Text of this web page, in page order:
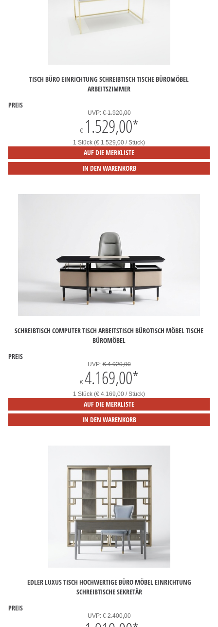
TISCH BÜRO EINRICHTUNG SCHREIBTISCH TISCHE BÜROMÖBEL
ARBEITSZIMMER
PREIS
UVP:€ 1.920,00
€ 1.529,00*
1 Stück (€ 1.529,00 / Stück)
AUF DIE MERKLISTE
IN DEN WARENKORB
SCHREIBTISCH COMPUTER TISCH ARBEITSTISCH BÜROTISCH MÖBEL TISCHE
BÜROMÖBEL
PREIS
UVP:€ 4.920,00
€ 4.169,00*
1 Stück (€ 4.169,00 / Stück)
AUF DIE MERKLISTE
IN DEN WARENKORB
EDLER LUXUS TISCH HOCHWERTIGE BÜRO MÖBEL EINRICHTUNG
SCHREIBTISCHE SEKRETÄR
PREIS
UVP:€ 2.400,00